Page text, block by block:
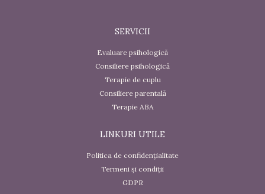
SERVICII
Evaluare psihologică
Consiliere psihologică
Terapie de cuplu
Consiliere parentală
Terapie ABA
LINKURI UTILE
Politica de confidențialitate
Termeni și condiții
GDPR